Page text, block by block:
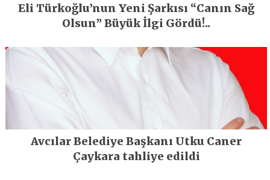
Eli Türkoğlu’nun Yeni Şarkısı “Canın Sağ
Olsun” Büyük İlgi Gördü!..
Avcılar Belediye Başkanı Utku Caner
Çaykara tahliye edildi